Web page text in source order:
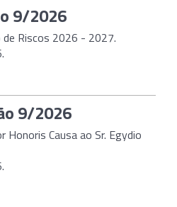
9/2026
Riscos 2026 - 2027.
9/2026
Causa ao Sr. Egydio